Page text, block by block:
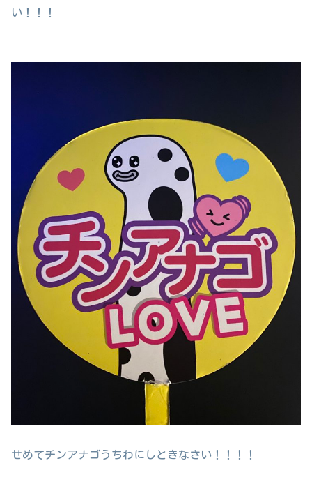
い！！！
せめてチンアナゴうちわにしときなさい！！！！